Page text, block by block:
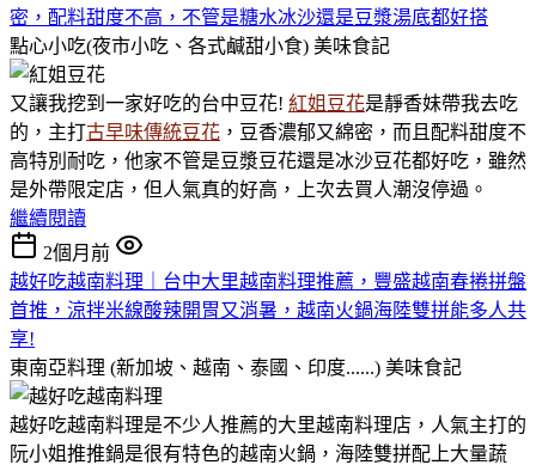
密，配料甜度不高，不管是糖水冰沙還是豆漿湯底都好搭
點心小吃(夜市小吃、各式鹹甜小食) 美味食記
又讓我挖到一家好吃的台中豆花! 紅姐豆花是靜香妹帶我去吃
的，主打古早味傳統豆花 ，豆香濃郁又綿密，而且配料甜度不
高特別耐吃，他家不管是豆漿豆花還是冰沙豆花都好吃，雖然
是外帶限定店，但人氣真的好高，上次去買人潮沒停過。
繼續閱讀
2個月前
越好吃越南料理｜台中大里越南料理推薦，豐盛越南春捲拼盤
首推，涼拌米線酸辣開胃又消暑，越南火鍋海陸雙拼能多人共
享!
東南亞料理 (新加坡、越南、泰國、印度......) 美味食記
越好吃越南料理是不少人推薦的大里越南料理店，人氣主打的
阮小姐推推鍋是很有特色的越南火鍋，海陸雙拼配上大量蔬